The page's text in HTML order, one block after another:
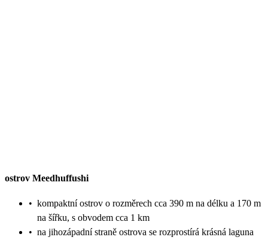
ostrov Meedhuffushi
• kompaktní ostrov o rozměrech cca 390 m na délku a 170 m
na šířku, s obvodem cca 1 km
• na jihozápadní straně ostrova se rozprostírá krásná laguna